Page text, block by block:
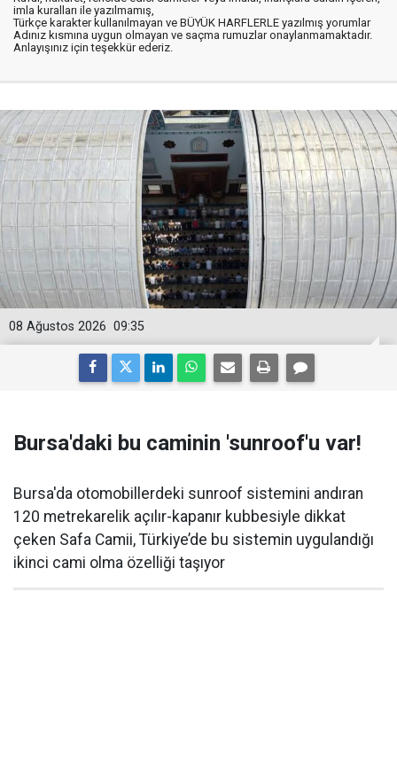
imla kuralları ile yazılmamış,
Türkçe karakter kullanılmayan ve BÜYÜK HARFLERLE yazılmış yorumlar
Adınız kısmına uygun olmayan ve saçma rumuzlar onaylanmamaktadır.
Anlayışınız için teşekkür ederiz.
09:35
08 Ağustos 2026
Bursa'daki bu caminin 'sunroof'u var!
Bursa'da otomobillerdeki sunroof sistemini andıran
120 metrekarelik açılır-kapanır kubbesiyle dikkat
çeken Safa Camii, Türkiye’de bu sistemin uygulandığı
ikinci cami olma özelliği taşıyor